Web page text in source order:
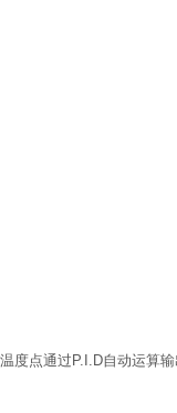
度点通过P.I.D自动运算